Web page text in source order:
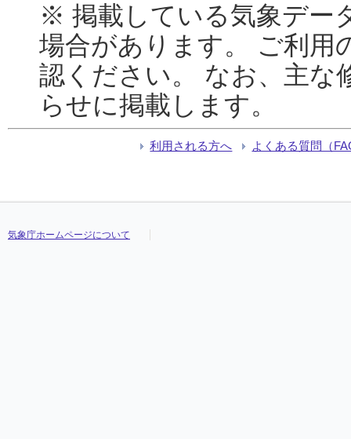
※ 掲載している気象デー
場合があります。 ご利用
認ください。 なお、主な
らせに掲載します。
利用される方へ よくある質問（
気象庁ホームページについて